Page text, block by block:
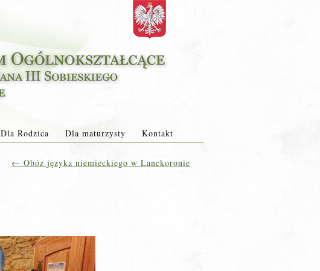
Dla Rodzica Dla maturzysty Kontakt
← Obóz języka niemieckiego w Lanckoronie